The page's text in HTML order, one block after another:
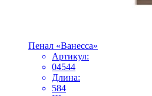
Пенал «Ванесса»
Артикул:
04544
Длина:
584